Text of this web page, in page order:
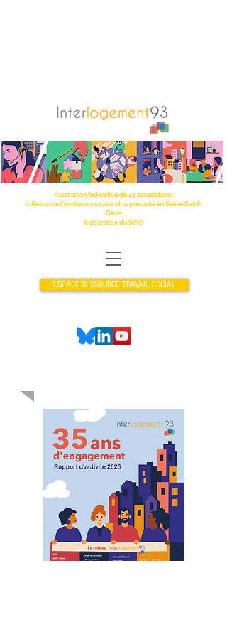
Association fédérative de 43 associations :
lutte contre l’exclusion sociale et la précarité en Seine-Saint-
Denis
& opérateur du SIAO
ESPACE RESSOURCE TRAVAIL SOCIAL